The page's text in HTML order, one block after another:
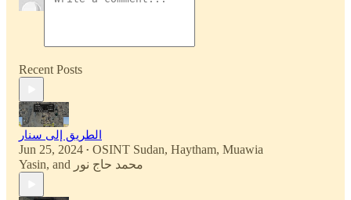
Recent Posts
الطريق إلى سنار
Jun 25, 2024 • OSINT Sudan, Haytham, Muawia
Yasin, and محمد حاج نور